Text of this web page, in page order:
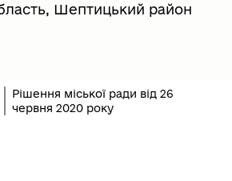
Шептицький район
Рішення міської ради від 26
червня 2020 року